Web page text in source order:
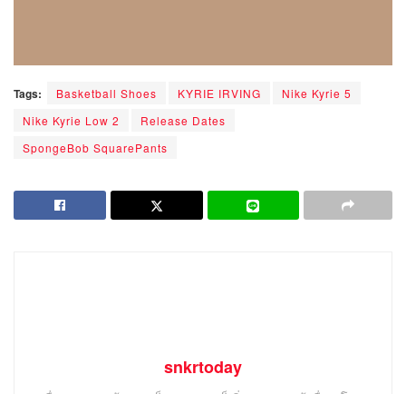
Tags: Basketball Shoes KYRIE IRVING
Nike Kyrie 5
Nike Kyrie Low 2
Release Dates
SpongeBob SquarePants
snkrtoday